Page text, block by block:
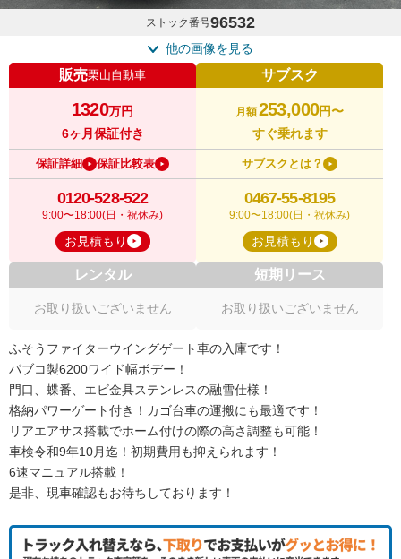
ストック番号96532
他の画像を見る
販売栗山自動車
1320万円
6ヶ月保証付き
保証詳細 保証比較表
0120-528-522
9:00〜18:00(日・祝休み)
お見積もり
サブスク
月額253,000円〜
すぐ乗れます
サブスクとは？
0467-55-8195
9:00〜18:00(日・祝休み)
お見積もり
レンタル
お取り扱いございません
短期リース
お取り扱いございません
ふそうファイターウイングゲート車の入庫です！
パブコ製6200ワイド幅ボデー！
門口、蝶番、エビ金具ステンレスの融雪仕様！
格納パワーゲート付き！カゴ台車の運搬にも最適です！
リアエアサス搭載でホーム付けの際の高さ調整も可能！
車検令和9年10月迄！初期費用も抑えられます！
6速マニュアル搭載！
是非、現車確認もお待ちしております！